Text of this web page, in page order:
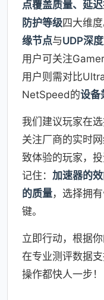
点覆盖质量、延
防护等级四大维
缘节点与UDP深
用户可关注
用户则需对比
NetSpeed的设备
我们建议玩家在
关注厂商的实时
致体验的玩家，
记住： 加速器的
的质量，选择拥
键。
立即行动，根据
在专业测评数据
操作都快人一步！